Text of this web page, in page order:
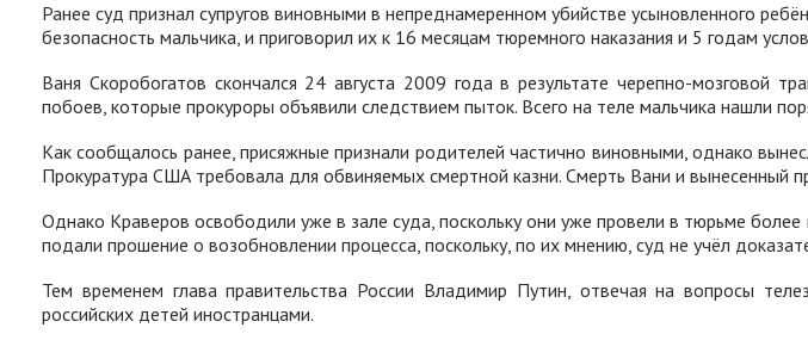
Ранее суд признал супругов виновными в непреднамеренном убийстве усыновленного
безопасность мальчика, и приговорил их к 16 месяцам тюремного наказания и 5 годам
Ваня Скоробогатов скончался 24 августа 2009 года в результате черепно-мозговой
побоев, которые прокуроры объявили следствием пыток. Всего на теле мальчика нашли
Как сообщалось ранее, присяжные признали родителей частично виновными, однако
Прокуратура США требовала для обвиняемых смертной казни. Смерть Вани и вынесенный
Однако Краверов освободили уже в зале суда, поскольку они уже провели в тюрьме
подали прошение о возобновлении процесса, поскольку, по их мнению, суд не учёл
Тем временем глава правительства России Владимир Путин, отвечая на вопросы
российских детей иностранцами.